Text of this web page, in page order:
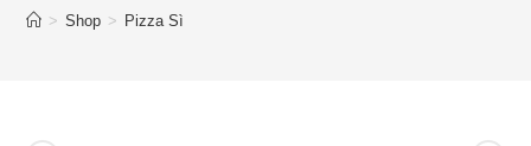
> Shop > Pizza Sì